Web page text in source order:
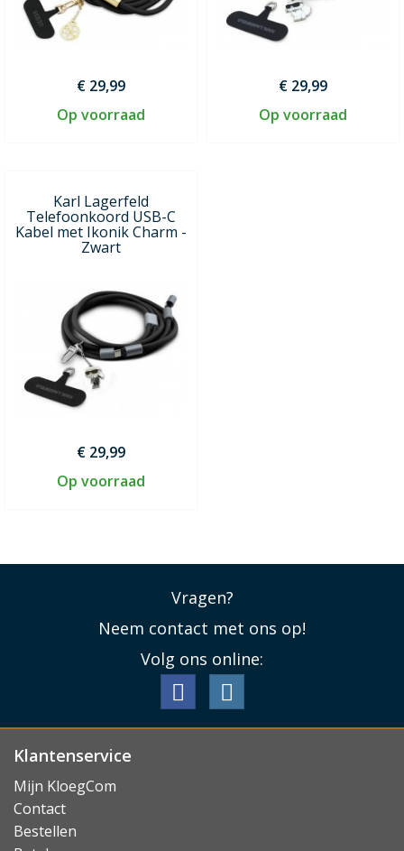
€ 29,99
Op voorraad
€ 29,99
Op voorraad
Karl Lagerfeld
Telefoonkoord USB-C
Kabel met Ikonik Charm -
Zwart
€ 29,99
Op voorraad
Vragen?
Neem contact met ons op!
Volg ons online:
Klantenservice
Mijn KloegCom
Contact
Bestellen